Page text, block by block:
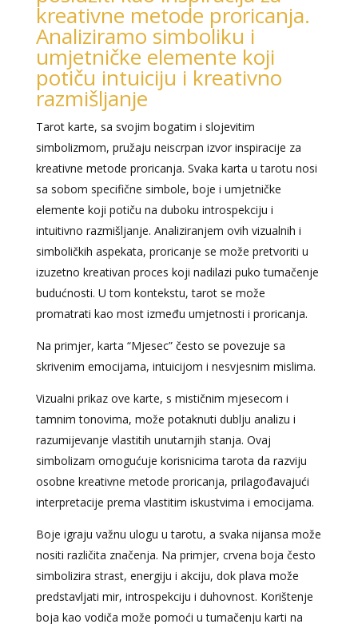
kreativne metode proricanja.
Analiziramo simboliku i
umjetničke elemente koji
potiču intuiciju i kreativno
razmišljanje
Tarot karte, sa svojim bogatim i slojevitim
simbolizmom, pružaju neiscrpan izvor inspiracije za
kreativne metode proricanja. Svaka karta u tarotu nosi
sa sobom specifične simbole, boje i umjetničke
elemente koji potiču na duboku introspekciju i
intuitivno razmišljanje. Analiziranjem ovih vizualnih i
simboličkih aspekata, proricanje se može pretvoriti u
izuzetno kreativan proces koji nadilazi puko tumačenje
budućnosti. U tom kontekstu, tarot se može
promatrati kao most između umjetnosti i proricanja.
Na primjer, karta “Mjesec” često se povezuje sa
skrivenim emocijama, intuicijom i nesvjesnim mislima.
Vizualni prikaz ove karte, s mističnim mjesecom i
tamnim tonovima, može potaknuti dublju analizu i
razumijevanje vlastitih unutarnjih stanja. Ovaj
simbolizam omogućuje korisnicima tarota da razviju
osobne kreativne metode proricanja, prilagođavajući
interpretacije prema vlastitim iskustvima i emocijama.
Boje igraju važnu ulogu u tarotu, a svaka nijansa može
nositi različita značenja. Na primjer, crvena boja često
simbolizira strast, energiju i akciju, dok plava može
predstavljati mir, introspekciju i duhovnost. Korištenje
boja kao vodiča može pomoći u tumačenju karti na